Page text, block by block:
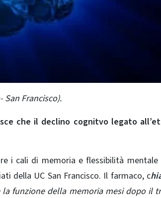
San Francisco).
che il declino cognitvo legato
i cali di memoria e flessibilità mentale
della UC San Francisco. Il farmaco, c
la funzione della memoria mesi dopo il